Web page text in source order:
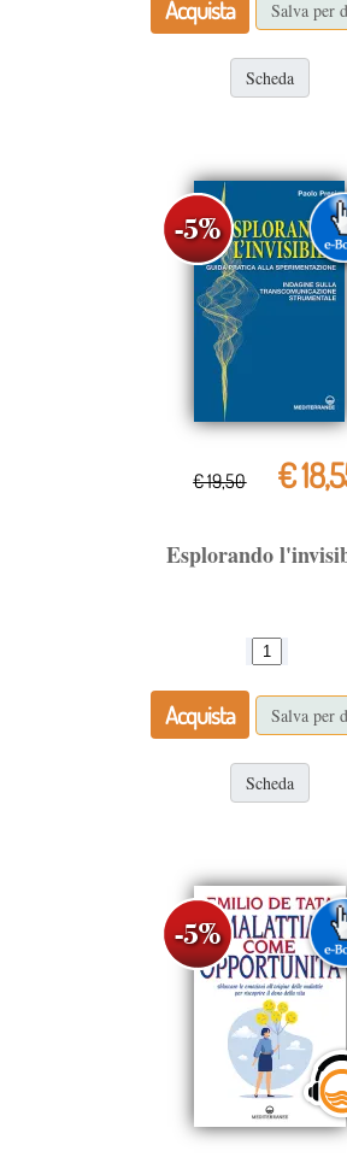
Acquista Salva per
Scheda
€ 19,50 €
Esplorando
Acquista Salva per
Scheda